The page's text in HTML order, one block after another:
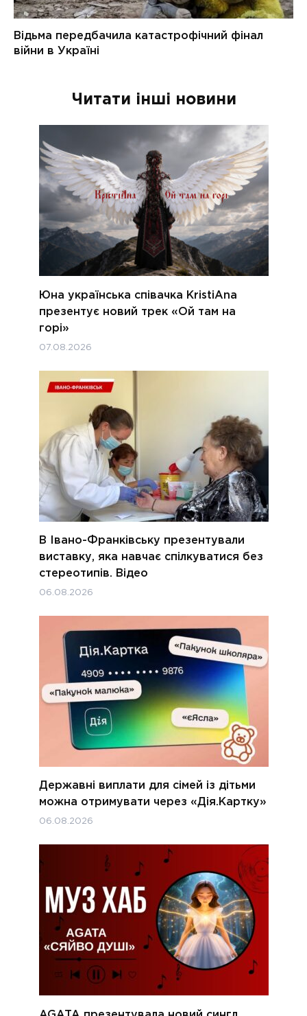
Читати інші новини
Юна українська співачка KristiAna
презентує новий трек «Ой там на
горі»
07.08.2026
В Івано-Франківську презентували
виставку, яка навчає спілкуватися без
стереотипів. Відео
06.08.2026
Державні виплати для сімей із дітьми
можна отримувати через «Дія.Картку»
06.08.2026